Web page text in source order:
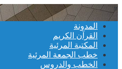
≡
المدونة
القرآن الكريم
المكتبة المرئية
خطب الجمعة المرئية
الخطب والدروس